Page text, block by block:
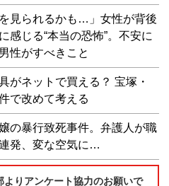
を見られるかも…」女性が背後
感じる“本当の恐怖”。不安に
性がすべきこと
がネットで買える？ 宝塚・
で改めて考える
の暴行致死事件。弁護人が職
発、変な空気に…